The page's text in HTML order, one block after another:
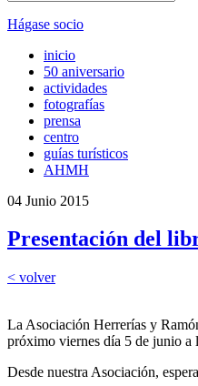
Hágase socio
inicio
50 aniversario
actividades
fotografías
prensa
centro
guías turísticos
AHMH
04 Junio 2015
Presentación del
< volver
La Asociación Herrerías y
próximo viernes día 5 de junio a
Desde nuestra Asociación,